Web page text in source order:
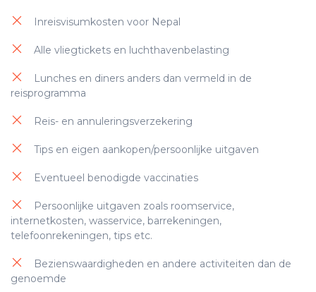
middel in de buurt hebt. Wat betreft douches,
deze zijn over het algemeen beschikbaar en
warm water is niet altijd een garantie of tegen
betaling te verkrijgen.
Energiebesparende lampen
Programma voor hergebruik van
Biologische en lokale gerechten
Plastic controle
Inreisvisumkosten voor Nepal
Alle vliegtickets en luchthavenbelasting
Lunches en diners anders dan vermeld in de
reisprogramma
Reis- en annuleringsverzekering
Tips en eigen aankopen/persoonlijke uitgaven
Eventueel benodigde vaccinaties
Persoonlijke uitgaven zoals roomservice,
internetkosten, wasservice, barrekeningen,
telefoonrekeningen, tips etc.
Bezienswaardigheden en andere activiteiten dan de
genoemde